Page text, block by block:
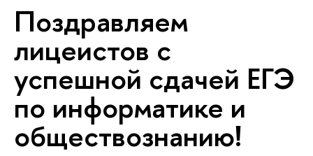
Поздравляем
лицеистов с
успешной сдачей ЕГЭ
по информатике и
обществознанию!